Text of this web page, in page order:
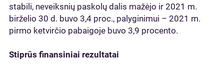
stabili, neveiksnių paskolų dalis mažėjo ir 2021 m.
birželio 30 d. buvo 3,4 proc., palyginimui – 2021 m.
pirmo ketvirčio pabaigoje buvo 3,9 procento.
Stiprūs finansiniai rezultatai